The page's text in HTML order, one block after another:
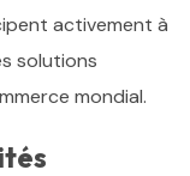
activement à
solutions
mondial.